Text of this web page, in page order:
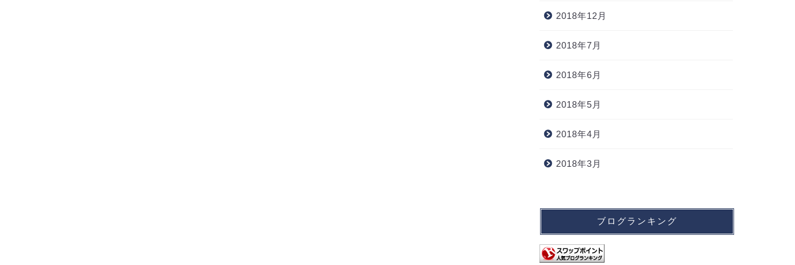
2018年12月
2018年7月
2018年6月
2018年5月
2018年4月
2018年3月
ブログランキング